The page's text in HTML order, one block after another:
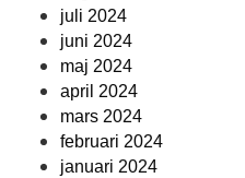
juli 2024
juni 2024
maj 2024
april 2024
mars 2024
februari 2024
januari 2024